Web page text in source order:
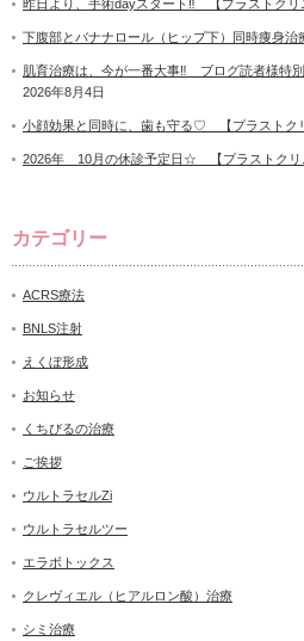
昨日より、手術dayスタート‼ 【プラストクリ
下腹部とバナナロール（ヒップ下）同時痩身
肌育治療は、今が一番大事‼ ブログ読者様特
2026年8月4日
小顔効果と同時に、歯も守る♡ 【プラストク
2026年 10月の休診予定日☆ 【プラストクリ
カテゴリー
ACRS療法
BNLS注射
えくぼ形成
お知らせ
くちびるの治療
ご挨拶
ウルトラセルZi
ウルトラセルツー
エラボトックス
クレヴィエル（ヒアルロン酸）治療
シミ治療